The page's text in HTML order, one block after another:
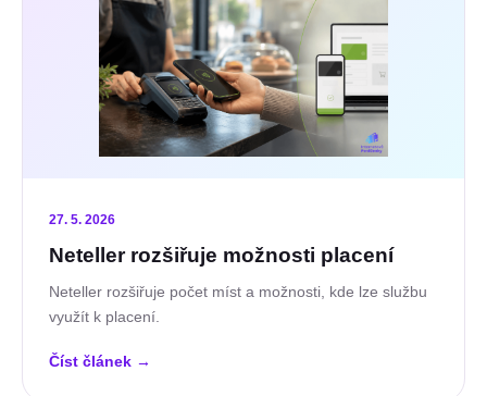
27. 5. 2026
Neteller rozšiřuje možnosti placení
Neteller rozšiřuje počet míst a možnosti, kde lze službu
využít k placení.
Číst článek →